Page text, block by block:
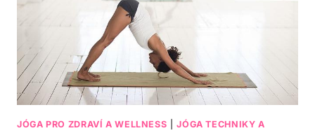
PROVEDENÍ
JÓGA PRO ZDRAVÍ A WELLNESS |JÓGA TECHNIKY A